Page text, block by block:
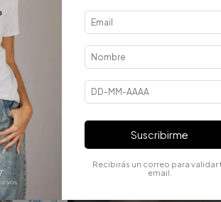
LOS SIGUIENTES PRODUCTOS.
Suscribirme
Recibirás un correo para validar
email.